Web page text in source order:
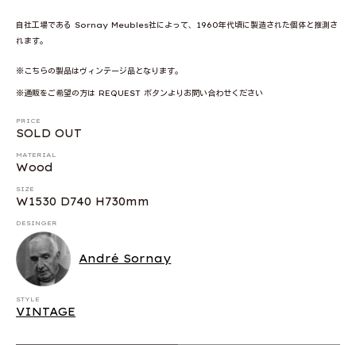
自社工場である Sornay Meubles社によって、1960年代頃に製造された個体と推測さ
れます。
※こちらの製品はヴィンテージ品となります。
※通販をご希望の方は REQUEST ボタンよりお問い合わせください
PRICE
SOLD OUT
MATERIAL
Wood
SIZE
W1530 D740 H730mm
DESINGER
André Sornay
STYLE
VINTAGE